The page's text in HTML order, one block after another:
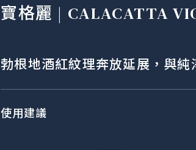
寶格麗 | CALACATTA
勃根地酒紅紋理奔放延展，與純
使用建議